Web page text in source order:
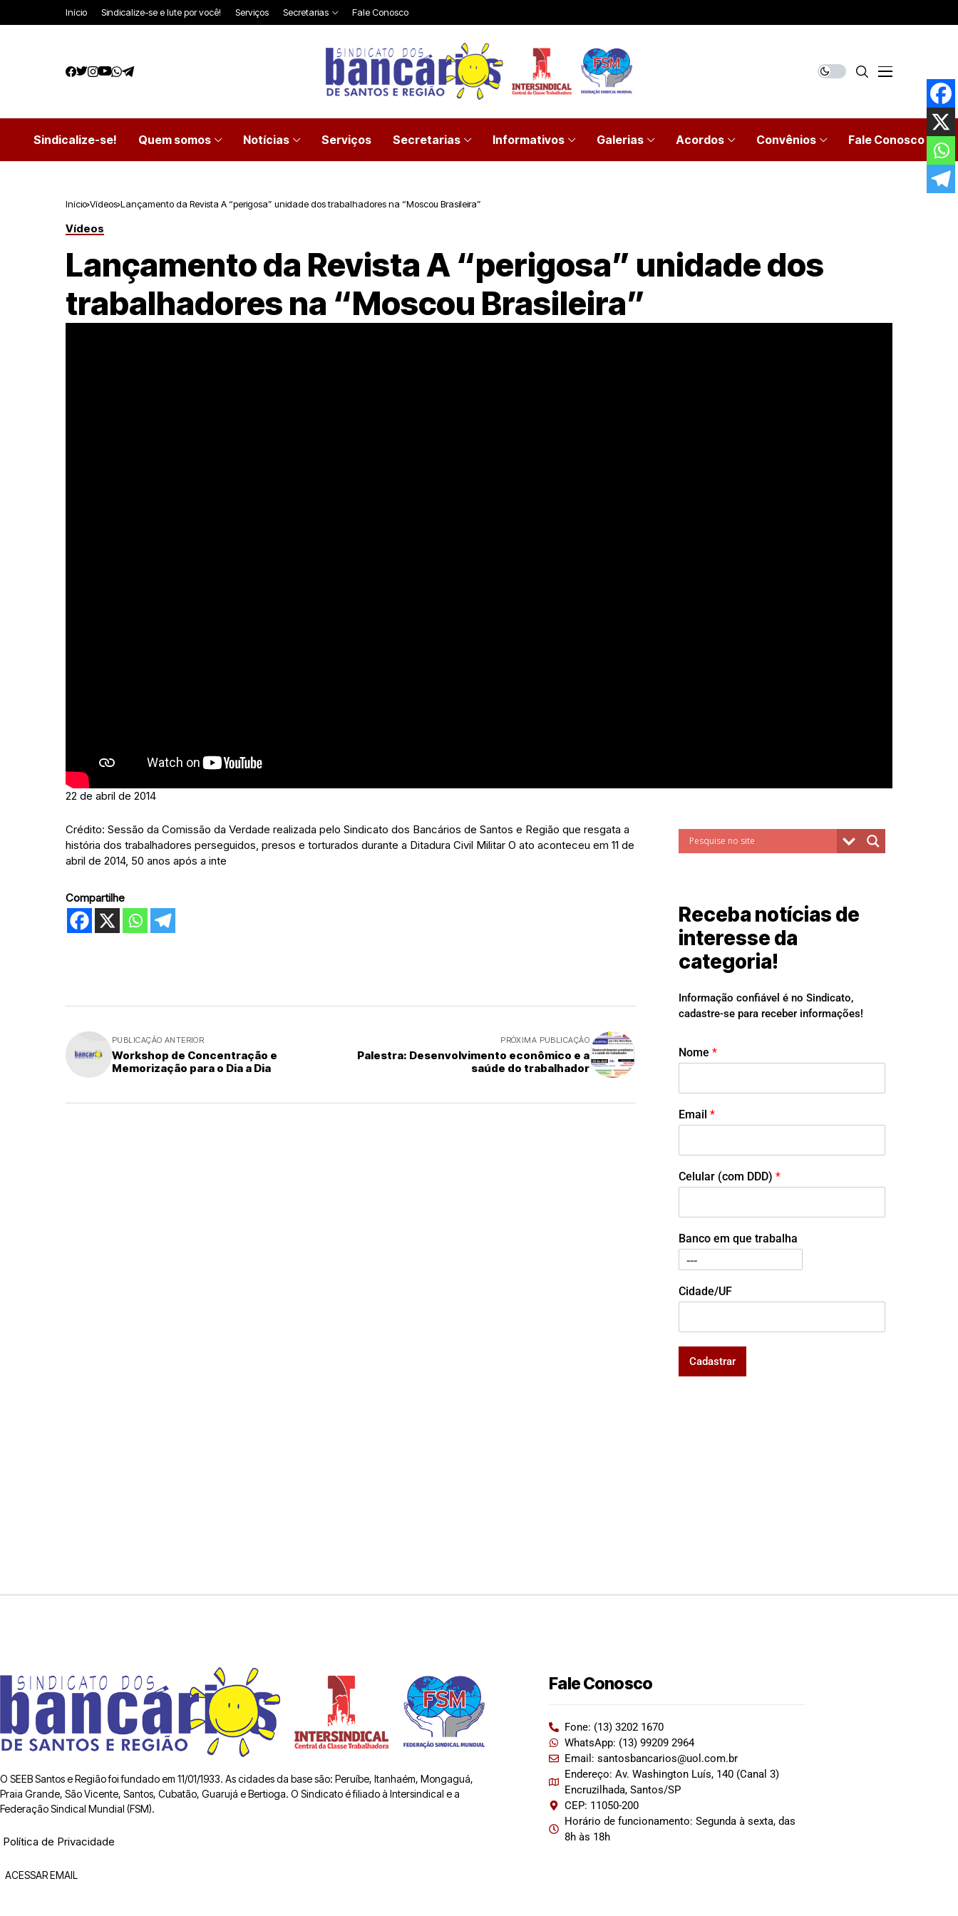
Início Sindicalize-se e lute por você! Serviços Secretarias Fale Conosco
Sindicalize-se! Quem somos Notícias Serviços Secretarias Informativos Galerias Acordos Convênios Fale Conosco
Início Vídeos Lançamento da Revista A “perigosa” unidade dos trabalhadores na “Moscou Brasileira”
Vídeos
Lançamento da Revista A “perigosa” unidade dos
trabalhadores na “Moscou Brasileira”
22 de abril de 2014
Crédito: Sessão da Comissão da Verdade realizada pelo Sindicato dos Bancários de Santos e Região que resgata a
história dos trabalhadores perseguidos, presos e torturados durante a Ditadura Civil Militar O ato aconteceu em 11 de
abril de 2014, 50 anos após a inte
Compartilhe
PUBLICAÇÃO ANTERIOR
Workshop de Concentração e
Memorização para o Dia a Dia
PRÓXIMA PUBLICAÇÃO
Palestra: Desenvolvimento econômico e a
saúde do trabalhador
Receba notícias de
interesse da
categoria!
Informação confiável é no Sindicato,
cadastre-se para receber informações!
Nome *
Email *
Celular (com DDD) *
Banco em que trabalha
Cidade/UF
Cadastrar
O SEEB Santos e Região foi fundado em 11/01/1933. As cidades da base são: Peruíbe, Itanhaém, Mongaguá,
Praia Grande, São Vicente, Santos, Cubatão, Guarujá e Bertioga. O Sindicato é filiado à Intersindical e a
Federação Sindical Mundial (FSM).
Política de Privacidade
ACESSAR EMAIL
Fale Conosco
Fone: (13) 3202 1670
WhatsApp: (13) 99209 2964
Email: santosbancarios@uol.com.br
Endereço: Av. Washington Luís, 140 (Canal 3)
Encruzilhada, Santos/SP
CEP: 11050-200
Horário de funcionamento: Segunda à sexta, das
8h às 18h